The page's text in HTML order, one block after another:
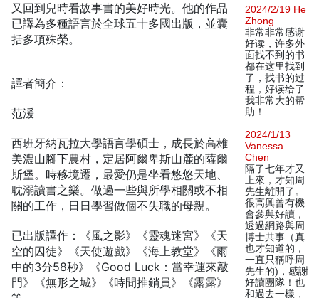
又回到兒時看故事書的美好時光。他的作品
已譯為多種語言於全球五十多國出版，並囊
括多項殊榮。
譯者簡介：
范湲
西班牙納瓦拉大學語言學碩士，成長於高雄
美濃山腳下農村，定居阿爾卑斯山麓的薩爾
斯堡。時移境遷，最愛仍是坐看悠悠天地、
耽溺讀書之樂。做過一些與所學相關或不相
關的工作，日日學習做個不失職的母親。
已出版譯作：《風之影》《靈魂迷宮》《天
空的囚徒》《天使遊戲》《海上教堂》《雨
中的3分58秒》《Good Luck：當幸運來敲
門》《無形之城》《時間推銷員》《露露》
2024/2/19 He
Zhong
非常非常感谢
好读，许多外
面找不到的书
都在这里找到
了，找书的过
程，好读给了
我非常大的帮
助！
2024/1/13
Vanessa
Chen
隔了七年才又
上來，才知周
先生離開了。
很高興曾有機
會參與好讀，
透過網路與周
博士共事（真
也才知道的，
一直只稱呼周
先生的)，感謝
好讀團隊！也
和過去一樣，